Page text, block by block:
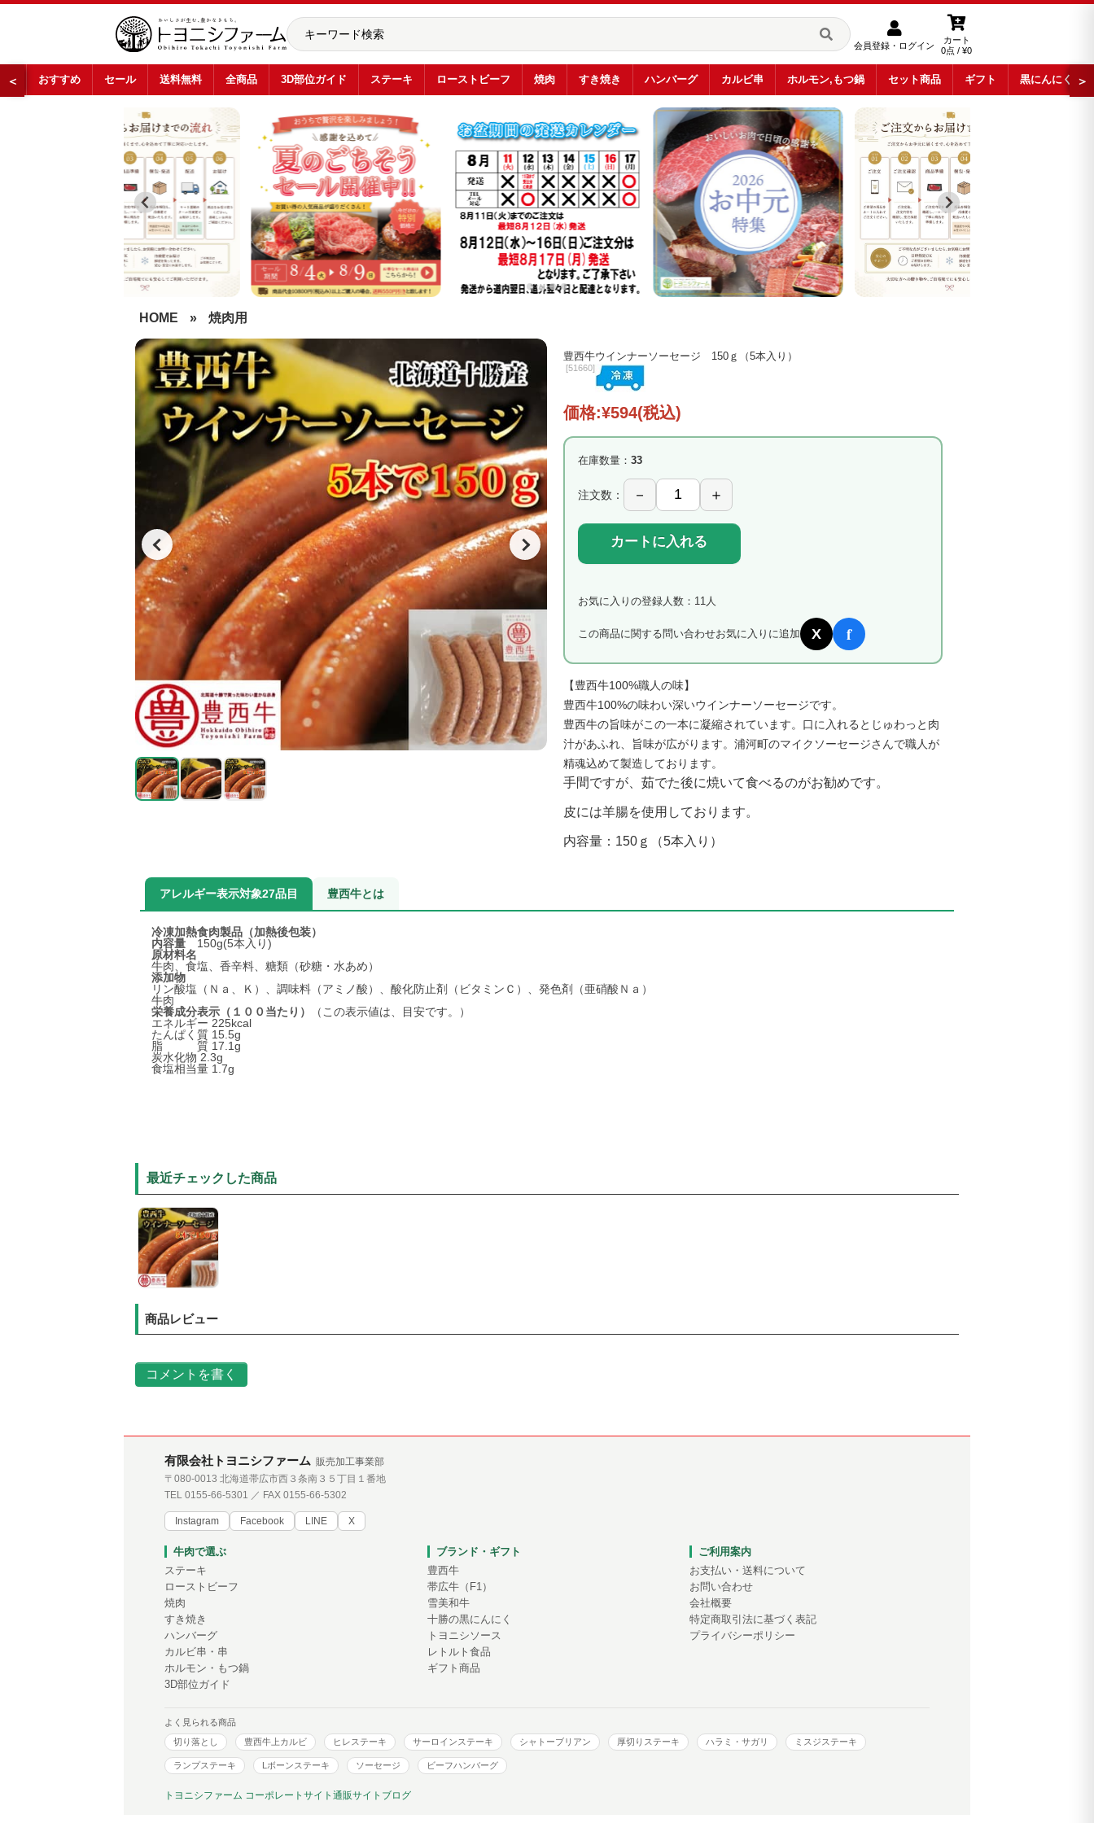
会員登録・ログイン
カート
0点 / ¥0
＜ おすすめ セール 送料無料 全商品 3D部位ガイド ステーキ ローストビーフ 焼肉 すき焼き ハンバーグ カルビ串 ホルモン,もつ鍋 セット商品 ギフト 黒にんにく ＞
HOME » 焼肉用
豊西牛ウインナーソーセージ 150ｇ（5本入り）
[51660]
価格:¥594(税込)
在庫数量： 33
注文数：
カートに入れる
お気に入りの登録人数：11人
この商品に関する問い合わせお気に入りに追加 X f
【豊西牛100%職人の味】
豊西牛100%の味わい深いウインナーソーセージです。
豊西牛の旨味がこの一本に凝縮されています。口に入れるとじゅわっと肉
汁があふれ、旨味が広がります。浦河町のマイクソーセージさんで職人が
精魂込めて製造しております。
手間ですが、茹でた後に焼いて食べるのがお勧めです。
皮には羊腸を使用しております。
内容量：150ｇ（5本入り）
アレルギー表示対象27品目 豊西牛とは
冷凍加熱食肉製品（加熱後包装）
内容量 150g(5本入り)
原材料名
牛肉、食塩、香辛料、糖類（砂糖・水あめ）
添加物
リン酸塩（Ｎａ、Ｋ）、調味料（アミノ酸）、酸化防止剤（ビタミンＣ）、発色剤（亜硝酸Ｎａ）
牛肉
栄養成分表示（１００当たり）
（この表示値は、目安です。）
エネルギー 225kcal
たんぱく質 15.5g
脂 質 17.1g
炭水化物 2.3g
食塩相当量 1.7g
最近チェックした商品
商品レビュー
コメントを書く
有限会社トヨニシファーム 販売加工事業部
〒080-0013 北海道帯広市西３条南３５丁目１番地
TEL 0155-66-5301 ／ FAX 0155-66-5302
Instagram Facebook LINE X
牛肉で選ぶ
ステーキ
ローストビーフ
焼肉
すき焼き
ハンバーグ
カルビ串・串
ホルモン・もつ鍋
3D部位ガイド
ブランド・ギフト
豊西牛
帯広牛（F1）
雪美和牛
十勝の黒にんにく
トヨニシソース
レトルト食品
ギフト商品
ご利用案内
お支払い・送料について
お問い合わせ
会社概要
特定商取引法に基づく表記
プライバシーポリシー
よく見られる商品
切り落とし
豊西牛上カルビ ヒレステーキ サーロインステーキ シャトーブリアン 厚切りステーキ ハラミ・サガリ ミスジステーキ
ランプステーキ Lボーンステーキ ソーセージ ビーフハンバーグ
トヨニシファーム コーポレートサイト 通販サイトブログ